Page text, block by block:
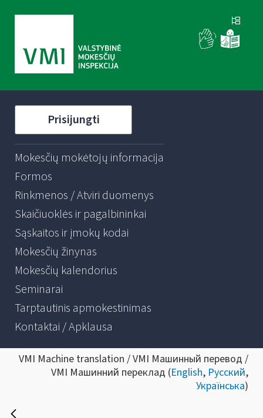
Prisijungti
Mokesčių mokėtojų informacija
Formos
Rinkmenos / Atviri duomenys
Skaičiuoklės ir pagalbininkai
Sąskaitos ir įmokų kodai
Mokesčių žinynas
Mokesčių kalendorius
Seminarai
Tarptautinis apmokestinimas
Kontaktai / Apklausa
VMI Machine translation / VMI Машинный перевод /
VMI Машинний переклад (English, Русский,
Українська)